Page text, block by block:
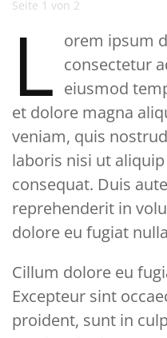
Seite 1 von 2
L orem ipsum
consectetur
eiusmod
et dolore magna
veniam, quis
laboris nisi ut
consequat. Duis
reprehenderit in
dolore eu fugiat
Cillum dolore eu
Excepteur sint
proident, sunt in